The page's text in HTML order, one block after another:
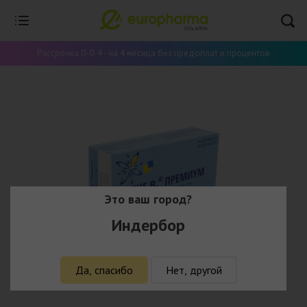
Рассрочка 0-0-4 - на 4 месяца без предоплат и процентов
Это ваш город?
Индербор
Да, спасибо Нет, другой